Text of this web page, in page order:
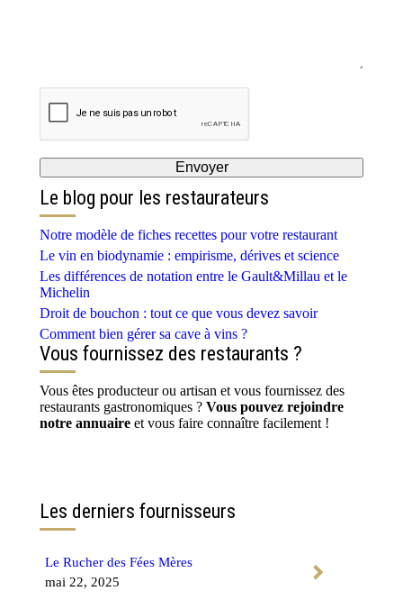
Le blog pour les restaurateurs
Notre modèle de fiches recettes pour votre restaurant
Le vin en biodynamie : empirisme, dérives et science
Les différences de notation entre le Gault&Millau et le
Michelin
Droit de bouchon : tout ce que vous devez savoir
Comment bien gérer sa cave à vins ?
Vous fournissez des restaurants ?
Vous êtes producteur ou artisan et vous fournissez des
restaurants gastronomiques ? Vous pouvez rejoindre
notre annuaire et vous faire connaître facilement !
Les derniers fournisseurs
Le Rucher des Fées Mères
mai 22, 2025